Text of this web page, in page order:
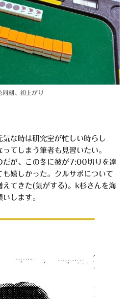
同刻、初上がり
な時は研究室が忙しい時らし
てしまう筆者も見習いたい。
だが、この冬に彼が7:00切りを達
嬉しかった。クルサポについて
えてきた(気がする)。k杉さんを海
します。